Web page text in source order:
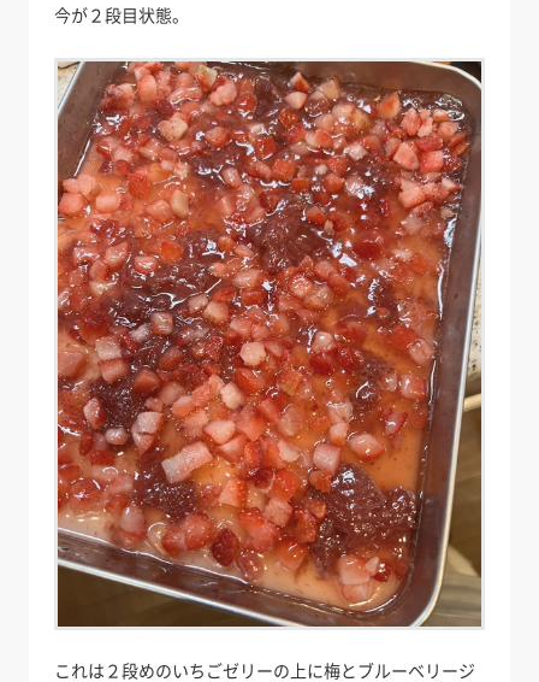
今が２段目状態。
これは２段めのいちごゼリーの上に梅とブルーベリージ